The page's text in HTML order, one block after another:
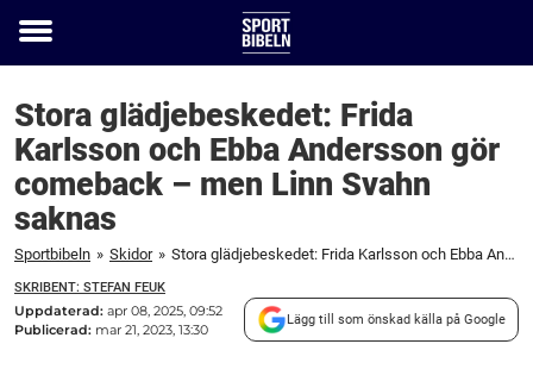
Toggle
Stora glädjebeskedet: Frida
Karlsson och Ebba Andersson gör
comeback – men Linn Svahn
saknas
Sportbibeln » Skidor » Stora glädjebeskedet: Frida Karlsson och Ebba Andersson gör comeback – men Linn Svahn saknas
SKRIBENT: STEFAN FEUK
Uppdaterad: apr 08, 2025, 09:52
Publicerad: mar 21, 2023, 13:30
Lägg till som önskad källa på Google